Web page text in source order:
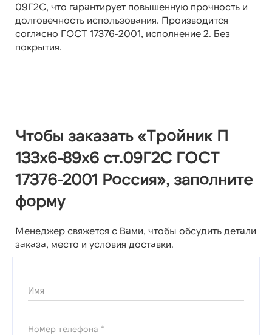
09Г2С, что гарантирует повышенную прочность и
долговечность использования. Производится
согласно ГОСТ 17376-2001, исполнение 2. Без
покрытия.
Чтобы заказать «Тройник П
133х6-89х6 ст.09Г2С ГОСТ
17376-2001 Россия», заполните
форму
Менеджер свяжется с Вами, чтобы обсудить детали
заказа, место и условия доставки.
Имя
Номер телефона *